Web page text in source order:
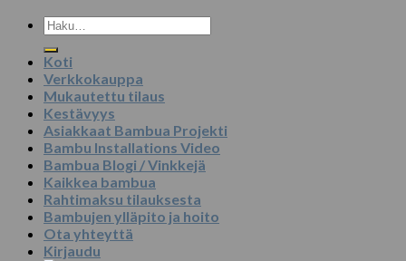
Etsi:
Koti
Verkkokauppa
Mukautettu tilaus
Kestävyys
Asiakkaat Bambua Projekti
Bambu Installations Video
Bambua Blogi / Vinkkejä
Kaikkea bambua
Rahtimaksu tilauksesta
Bambujen ylläpito ja hoito
Ota yhteyttä
Kirjaudu